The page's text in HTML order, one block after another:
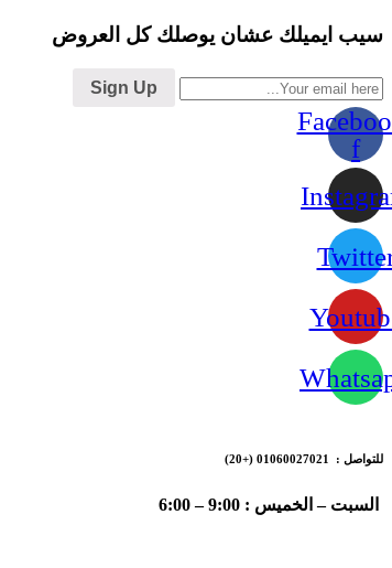
سيب ايميلك عشان يوصلك كل العروض
Sign Up
f
للتواصل : 01060027021 (+20)
السبت – الخميس : 9:00 – 6:00